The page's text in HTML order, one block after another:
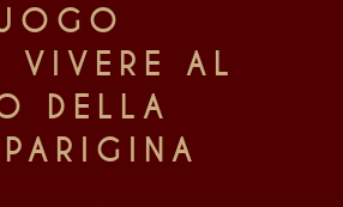
VIVERE AL
DELLA